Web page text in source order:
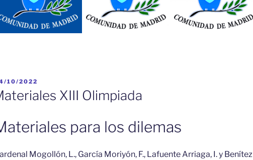
10/2022
XIII Olimpiada
para los dilemas
Mogollón, L., García Moriyón, F., Lafuente Arriaga, I. y Benítez